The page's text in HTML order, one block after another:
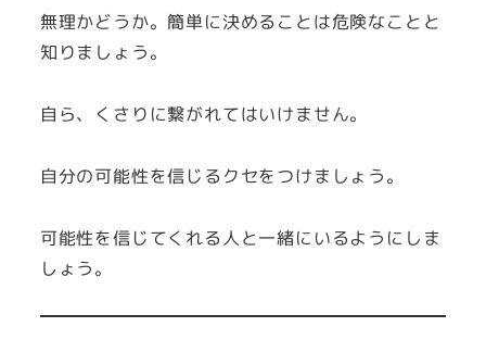
無理かどうか。簡単に決めることは危険なことと
知りましょう。
自ら、くさりに繋がれてはいけません。
自分の可能性を信じるクセをつけましょう。
可能性を信じてくれる人と一緒にいるようにしま
しょう。